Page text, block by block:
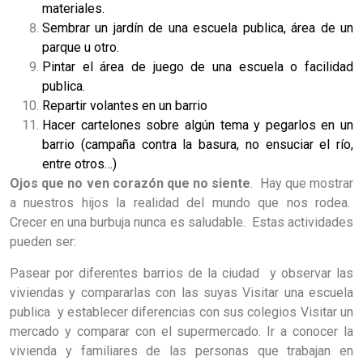
materiales.
Sembrar un jardín de una escuela publica, área de un
parque u otro.
Pintar el área de juego de una escuela o facilidad
publica.
Repartir volantes en un barrio
Hacer cartelones sobre algún tema y pegarlos en un
barrio (campaña contra la basura, no ensuciar el río,
entre otros…)
Ojos que no ven corazón que no siente. Hay que mostrar
a nuestros hijos la realidad del mundo que nos rodea.
Crecer en una burbuja nunca es saludable. Estas actividades
pueden ser:
Pasear por diferentes barrios de la ciudad y observar las
viviendas y compararlas con las suyas Visitar una escuela
publica y establecer diferencias con sus colegios Visitar un
mercado y comparar con el supermercado. Ir a conocer la
vivienda y familiares de las personas que trabajan en